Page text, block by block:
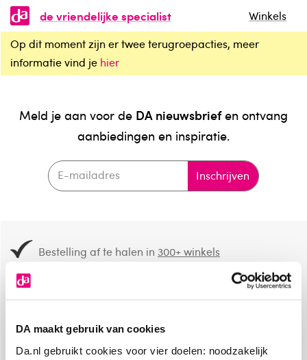
DA maakt gebruik van cookies
Da.nl gebruikt cookies voor vier doelen: noodzakelijk
de vriendelijke specialist
Winkels
Op dit moment zijn er twee terugroepacties, meer
informatie vind je hier
Meld je aan voor de DA nieuwsbriefen ontvang
aanbiedingen en inspiratie.
Inschrijven
Bestelling af te halen in300+ winkels
8.6 uit4.106 reviews